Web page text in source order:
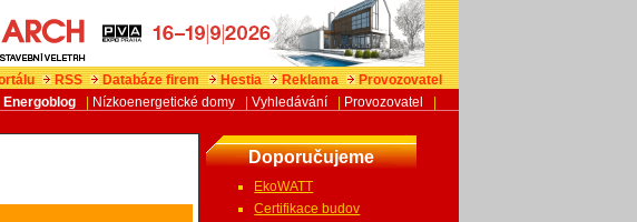
RSS Databáze firem Hestia Reklama
Provozovatel
Energoblog Nízkoenergetické domy Vyhledávání Provozovatel
Doporučujeme
EkoWATT
Certifikace budov